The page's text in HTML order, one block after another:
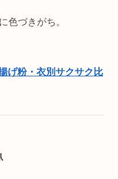
色づきがち。
げ粉・衣別サクサク比